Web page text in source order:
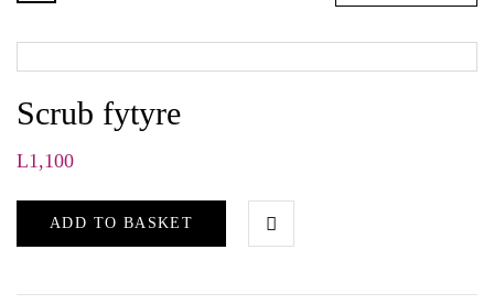
Scrub fytyre
L1,100
ADD TO BASKET